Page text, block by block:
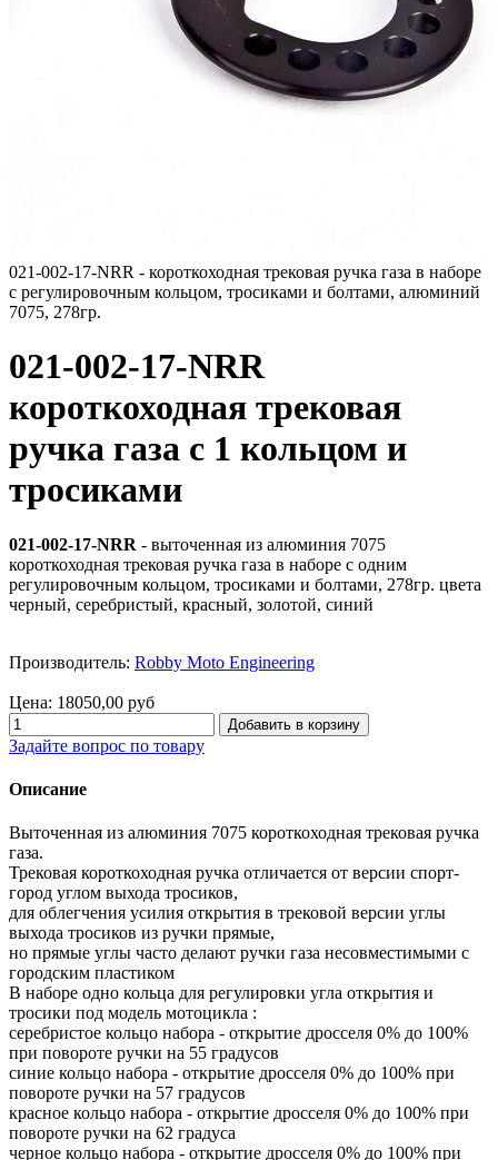
021-002-17-NRR - короткоходная трековая ручка газа в наборе
с регулировочным кольцом, тросиками и болтами, алюминий
7075, 278гр.
021-002-17-NRR
короткоходная трековая
ручка газа с 1 кольцом и
тросиками
021-002-17-NRR - выточенная из алюминия 7075
короткоходная трековая ручка газа в наборе с одним
регулировочным кольцом, тросиками и болтами, 278гр. цвета
черный, серебристый, красный, золотой, синий
Производитель: Robby Moto Engineering
Цена: 18050,00 руб
Задайте вопрос по товару
Описание
Выточенная из алюминия 7075 короткоходная трековая ручка
газа.
Трековая короткоходная ручка отличается от версии спорт-
город углом выхода тросиков,
для облегчения усилия открытия в трековой версии углы
выхода тросиков из ручки прямые,
но прямые углы часто делают ручки газа несовместимыми с
городским пластиком
В наборе одно кольца для регулировки угла открытия и
тросики под модель мотоцикла :
серебристое кольцо набора - открытие дросселя 0% до 100%
при повороте ручки на 55 градусов
синие кольцо набора - открытие дросселя 0% до 100% при
повороте ручки на 57 градусов
красное кольцо набора - открытие дросселя 0% до 100% при
повороте ручки на 62 градуса
черное кольцо набора - открытие дросселя 0% до 100% при